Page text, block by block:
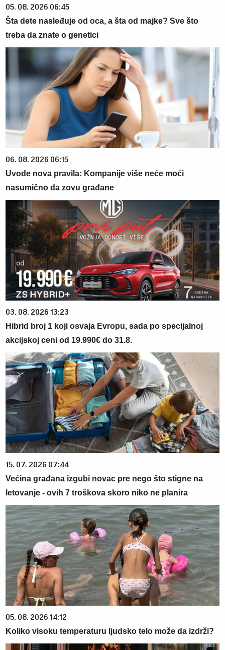
05. 08. 2026 06:45
Šta dete nasleđuje od oca, a šta od majke? Sve što
treba da znate o genetici
06. 08. 2026 06:15
Uvode nova pravila: Kompanije više neće moći
nasumično da zovu građane
03. 08. 2026 13:23
Hibrid broj 1 koji osvaja Evropu, sada po specijalnoj
akcijskoj ceni od 19.990€ do 31.8.
15. 07. 2026 07:44
Većina građana izgubi novac pre nego što stigne na
letovanje - ovih 7 troškova skoro niko ne planira
05. 08. 2026 14:12
Koliko visoku temperaturu ljudsko telo može da izdrži?